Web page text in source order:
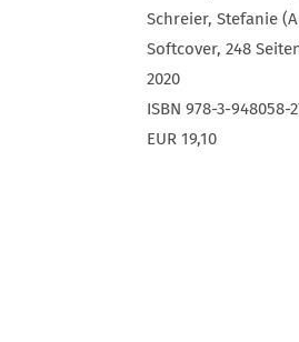
Schreier, Stefanie
Softcover, 248
2020
ISBN 978-3-948058-
EUR 19,10